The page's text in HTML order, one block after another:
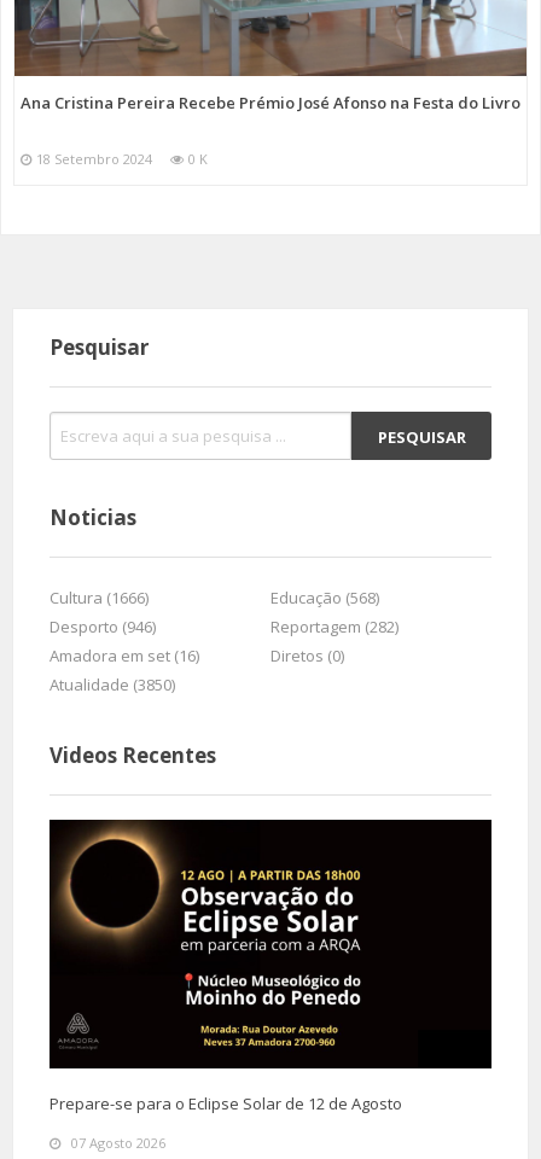
Ana Cristina Pereira Recebe Prémio José Afonso na Festa do Livro
18 Setembro 2024 0 K
Pesquisar
Noticias
Cultura (1666)
Educação (568)
Desporto (946)
Reportagem (282)
Amadora em set (16)
Diretos (0)
Atualidade (3850)
Videos Recentes
Prepare-se para o Eclipse Solar de 12 de Agosto
07 Agosto 2026